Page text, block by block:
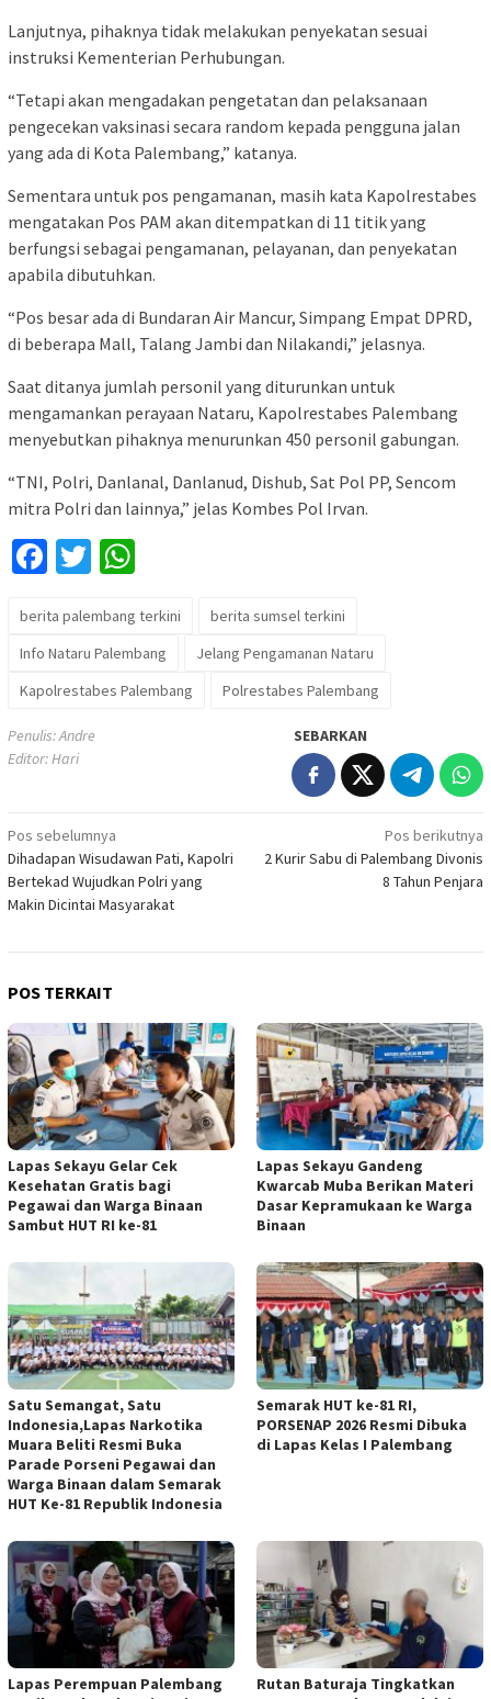
Lanjutnya, pihaknya tidak melakukan penyekatan sesuai
instruksi Kementerian Perhubungan.
“Tetapi akan mengadakan pengetatan dan pelaksanaan
pengecekan vaksinasi secara random kepada pengguna jalan
yang ada di Kota Palembang,” katanya.
Sementara untuk pos pengamanan, masih kata Kapolrestabes
mengatakan Pos PAM akan ditempatkan di 11 titik yang
berfungsi sebagai pengamanan, pelayanan, dan penyekatan
apabila dibutuhkan.
“Pos besar ada di Bundaran Air Mancur, Simpang Empat DPRD,
di beberapa Mall, Talang Jambi dan Nilakandi,” jelasnya.
Saat ditanya jumlah personil yang diturunkan untuk
mengamankan perayaan Nataru, Kapolrestabes Palembang
menyebutkan pihaknya menurunkan 450 personil gabungan.
“TNI, Polri, Danlanal, Danlanud, Dishub, Sat Pol PP, Sencom
mitra Polri dan lainnya,” jelas Kombes Pol Irvan.
Facebook
Twitter
berita palembang terkini
berita sumsel terkini
Info Nataru Palembang
Jelang Pengamanan Nataru
Kapolrestabes Palembang
Polrestabes Palembang
Penulis: Andre
Editor: Hari
SEBARKAN
Navigasi
pos
Pos sebelumnya
Dihadapan Wisudawan Pati, Kapolri
Bertekad Wujudkan Polri yang
Makin Dicintai Masyarakat
Pos berikutnya
2 Kurir Sabu di Palembang Divonis
8 Tahun Penjara
POS TERKAIT
Lapas Sekayu Gelar Cek
Kesehatan Gratis bagi
Pegawai dan Warga Binaan
Sambut HUT RI ke-81
Lapas Sekayu Gandeng
Kwarcab Muba Berikan Materi
Dasar Kepramukaan ke Warga
Binaan
Satu Semangat, Satu
Indonesia,Lapas Narkotika
Muara Beliti Resmi Buka
Parade Porseni Pegawai dan
Warga Binaan dalam Semarak
HUT Ke-81 Republik Indonesia
Semarak HUT ke-81 RI,
PORSENAP 2026 Resmi Dibuka
di Lapas Kelas I Palembang
Lapas Perempuan Palembang
Rutan Baturaja Tingkatkan